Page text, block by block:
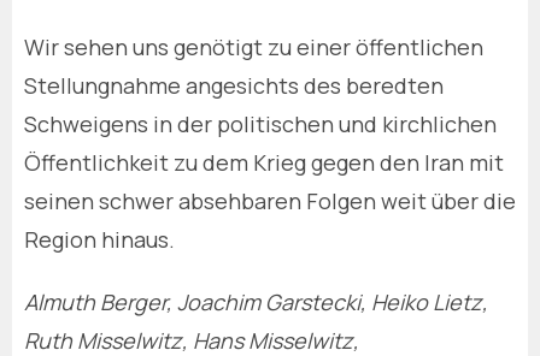
Wir sehen uns genötigt zu einer öffentlichen
Stellungnahme angesichts des beredten
Schweigens in der politischen und kirchlichen
Öffentlichkeit zu dem Krieg gegen den Iran mit
seinen schwer absehbaren Folgen weit über die
Region hinaus.
Almuth Berger, Joachim Garstecki, Heiko Lietz,
Ruth Misselwitz, Hans Misselwitz,